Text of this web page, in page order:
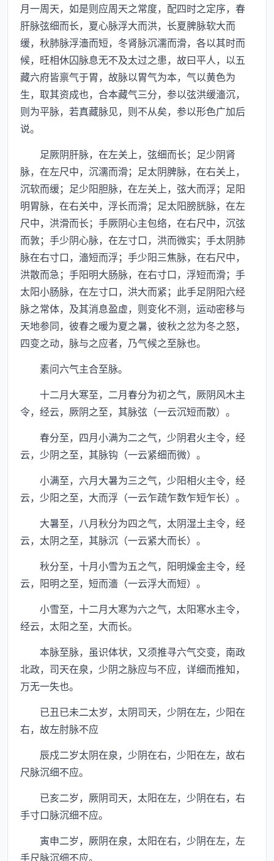
月一周天，如是则应周天之常度，配四时之定序，春
肝脉弦细而长，夏心脉浮大而洪，长夏脾脉软大而
缓，秋肺脉浮濇而短，冬肾脉沉濡而滑，各以其时而
候，旺相休囚脉息无不及太过之患，故曰平人，以五
藏六府皆禀气于胃，故脉以胃气为本，气以黄色为
生，取其资成也，合本藏气三分，参以弦洪缓濇沉，
则为平脉，若真藏脉见，则不从矣，参以形色广加后
说。
足厥阴肝脉，在左关上，弦细而长；足少阴肾
脉，在左尺中，沉濡而滑；足太阴脾脉，在右关上，
沉软而缓；足少阳胆脉，在左关上，弦大而浮；足阳
明胃脉，在右关中，浮长而滑；足太阳膀胱脉，在左
尺中，洪滑而长；手厥阴心主包络，在右尺中，沉弦
而敦；手少阴心脉，在左寸口，洪而微实；手太阴肺
脉在右寸口，濇短而浮；手少阳三焦脉，在右尺中，
洪散而急；手阳明大肠脉，在右寸口，浮短而滑；手
太阳小肠脉，在左寸口，洪大而紧；此手足阴阳六经
脉之常体，及其消息盈虚，则变化不测，运动密移与
天地参同，彼春之暖为夏之暑，彼秋之忿为冬之怒，
四变之动，脉与之应者，乃气候之至脉也。
素问六气主合至脉。
十二月大寒至，二月春分为初之气，厥阴风木主
令，经云，厥阴之至，其脉弦（一云沉短而散）。
春分至，四月小满为二之气，少阴君火主令，经
云，少阴之至，其脉钩（一云紧细而微）。
小满至，六月大暑为三之气，少阳相火主令，经
云，少阳之至，大而浮（一云乍疏乍数乍短乍长）。
大暑至，八月秋分为四之气，太阴湿土主令，经
云，太阴之至，其脉沉（一云紧大而长）。
秋分至，十月小雪为五之气，阳明燥金主令，经
云，阳明之至，短而濇（一云浮大而短）。
小雪至，十二月大寒为六之气，太阳寒水主令，
经云，太阳之至，大而长。
本脉至脉，虽识体状，又须推寻六气交变，南政
北政，司天在泉，少阴之脉应与不应，详细而推知，
万无一失也。
已丑已未二太岁，太阴司天，少阴在左，少阳在
右，故左肘脉不应
辰戍二岁太阴在泉，少阴在右，少阳在左，故右
尺脉沉细不应。
已亥二岁，厥阴司天，太阳在左，少阴在右，右
手寸口脉沉细不应。
寅申二岁，厥阴在泉，太阳在右，少阴在左，左
手尺脉沉细不应。